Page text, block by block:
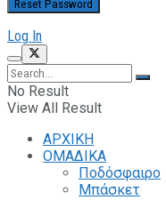
Log In
No Result
View All Result
ΑΡΧΙΚΗ
ΟΜΑΔΙΚΑ
Ποδόσφαιρο
Μπάσκετ